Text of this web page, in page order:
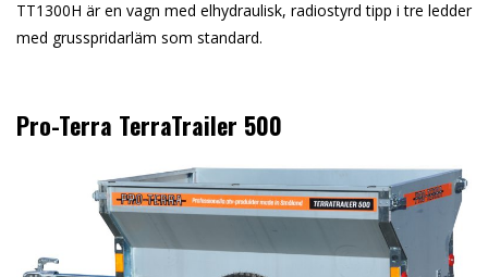
TT1300H är en vagn med elhydraulisk, radiostyrd tipp i tre ledder
med grusspridarläm som standard.
Pro-Terra TerraTrailer 500